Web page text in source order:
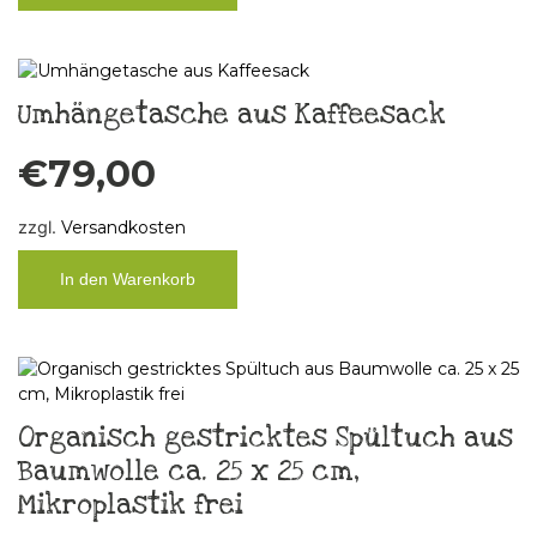
Umhängetasche aus Kaffeesack
€79,00
zzgl. Versandkosten
In den Warenkorb
Organisch gestricktes Spültuch aus
Baumwolle ca. 25 x 25 cm,
Mikroplastik frei